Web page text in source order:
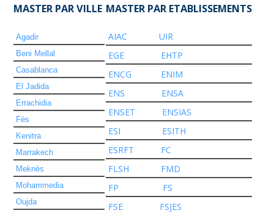
MASTER PAR VILLE MASTER PAR ETABLISSEMENTS
Agadir
Beni Mellal
Casablanca
El Jadida
Errachidia
Fès
Kenitra
Marrakech
Meknès
Mohammedia
Oujda
AIAC
UIR
EGE
EHTP
ENCG
ENIM
ENS
ENSA
ENSET
ENSIAS
ESI
ESITH
ESRFT
FC
FLSH
FMD
FP
FS
FSE
FSJES